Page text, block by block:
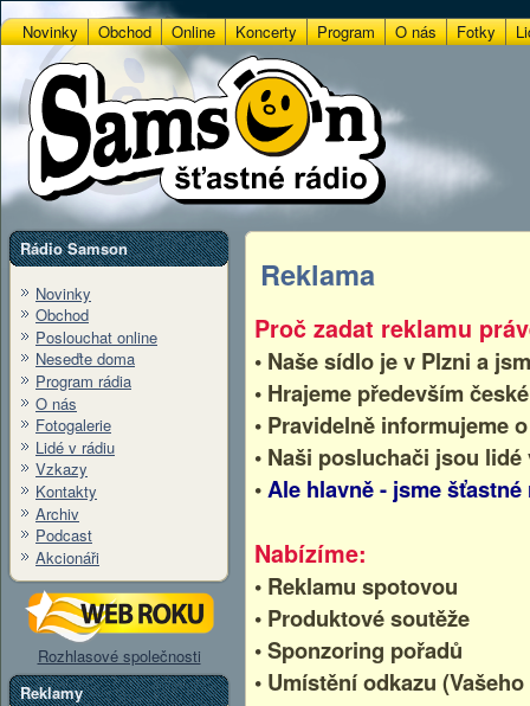
Novinky Obchod Online Koncerty Program O nás Fotky
Rádio Samson
Novinky
Obchod
Poslouchat online
Neseďte doma
Program rádia
O nás
Fotogalerie
Lidé v rádiu
Vzkazy
Kontakty
Archiv
Podcast
Akcionáři
Rozhlasové společnosti
Reklamy
Reklama
Proč zadat reklamu
• Naše sídlo je v Plzni a
• Hrajeme především
• Pravidelně informujeme
• Naši posluchači jsou
•Ale hlavně - jsme
Nabízíme:
• Reklamu spotovou
• Produktové soutěže
• Sponzoring pořadů
• Umístění odkazu